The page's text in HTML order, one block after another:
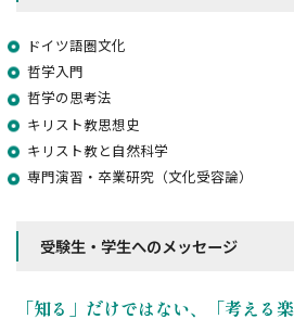
ドイツ語圏文化
哲学入門
哲学の思考法
キリスト教思想史
キリスト教と自然科学
専門演習・卒業研究（文化受容論）
受験⽣・学⽣へのメッセージ
「知る」だけではない、「考える